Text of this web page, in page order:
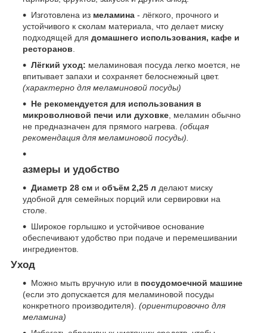
Изготовлена из меламина - лёгкого, прочного и
устойчивого к сколам материала, что делает миску
подходящей для домашнего использования, кафе и
ресторанов.
Лёгкий уход: меламиновая посуда легко моется, не
впитывает запахи и сохраняет белоснежный цвет.
(характерно для меламиновой посуды)
Не рекомендуется для использования в
микроволновой печи или духовке, меламин обычно
не предназначен для прямого нагрева. (общая
рекомендация для меламиновой посуды).
азмеры и удобство
Диаметр 28 см и объём 2,25 л делают миску
удобной для семейных порций или сервировки на
столе.
Широкое горлышко и устойчивое основание
обеспечивают удобство при подаче и перемешивании
ингредиентов.
Уход
Можно мыть вручную или в посудомоечной машине
(если это допускается для меламиновой посуды
конкретного производителя). (ориентировочно для
меламина)